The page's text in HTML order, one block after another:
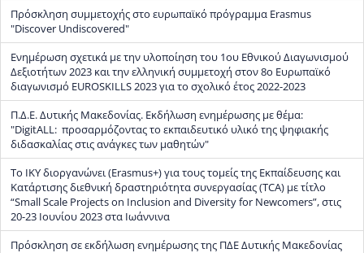
Πρόσκληση συμμετοχής στο ευρωπαϊκό πρόγραμμα Erasmus
"Discover Undiscovered"
Ενημέρωση σχετικά με την υλοποίηση του 1ου Εθνικού Διαγωνισμού
Δεξιοτήτων 2023 και την ελληνική συμμετοχή στον 8ο Ευρωπαϊκό
διαγωνισμό EUROSKILLS 2023 για το σχολικό έτος 2022-2023
Π.Δ.Ε. Δυτικής Μακεδονίας. Εκδήλωση ενημέρωσης με θέμα:
"DigitALL: προσαρμόζοντας το εκπαιδευτικό υλικό της ψηφιακής
διδασκαλίας στις ανάγκες των μαθητών"
Το ΙΚΥ διοργανώνει (Erasmus+) για τους τομείς της Εκπαίδευσης και
Κατάρτισης διεθνική δραστηριότητα συνεργασίας (TCA) με τίτλο
“Small Scale Projects on Inclusion and Diversity for Newcomers”, στις
20-23 Ιουνίου 2023 στα Ιωάννινα
Πρόσκληση σε εκδήλωση ενημέρωσης της ΠΔΕ Δυτικής Μακεδονίας